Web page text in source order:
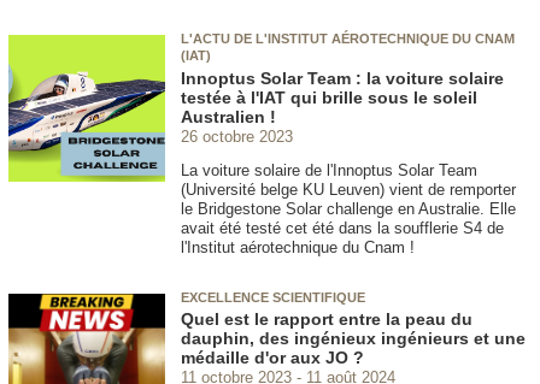
L'ACTU DE L'INSTITUT AÉROTECHNIQUE DU CNAM
(IAT)
Innoptus Solar Team : la voiture solaire
testée à l'IAT qui brille sous le soleil
Australien !
26 octobre 2023
La voiture solaire de l'Innoptus Solar Team
(Université belge KU Leuven) vient de remporter
le Bridgestone Solar challenge en Australie. Elle
avait été testé cet été dans la soufflerie S4 de
l'Institut aérotechnique du Cnam !
EXCELLENCE SCIENTIFIQUE
Quel est le rapport entre la peau du
dauphin, des ingénieux ingénieurs et une
médaille d'or aux JO ?
11 octobre 2023
11 août 2024